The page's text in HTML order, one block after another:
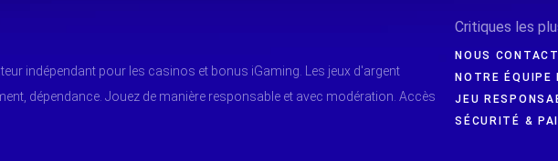
indépendant pour les casinos et bonus iGaming. Les jeux d'argent
dépendance. Jouez de manière responsable et avec modération. Accès
Critiques les
NOUS
NOTRE ÉQUIPE
JEU
SÉCURITÉ &